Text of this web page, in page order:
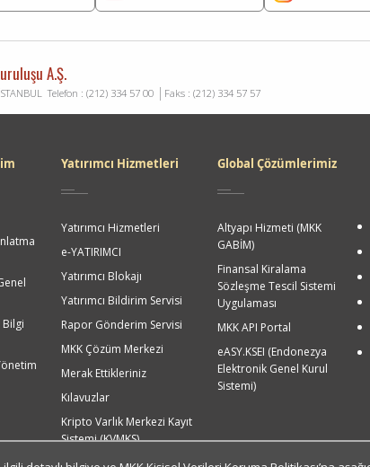
A.Ş.
Telefon : (212) 334 57 00Faks : (212) 334 57 57
Bilgi
Yatırımcı Hizmetleri
Yatırımcı Hizmetleri
e-YATIRIMCI
Yatırımcı Blokajı
Yatırımcı Bildirim Servisi
Rapor Gönderim Servisi
MKK Çözüm Merkezi
Merak Ettikleriniz
Kılavuzlar
Kripto Varlık Merkezi Kayıt
Sistemi (KVMKS)
Global Çözümlerimiz
Altyapı Hizmeti (MKK
GABİM)
Finansal Kiralama
Sözleşme Tescil Sistemi
Uygulaması
MKK API Portal
eASY.KSEI (Endonezya
Elektronik Genel Kurul
Sistemi)